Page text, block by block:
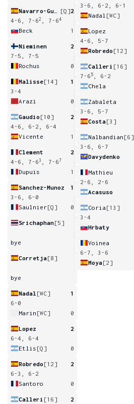
[Q]2
4-6, 7-62 , 7-64
Beck 1
Nieminen
2
7-5, 7-5
Rochus
0
Malisse[14]
1
3-4
Arazi
0
Gaudio [10]
2
4-6, 6-2, 6-4
Vicente
1
Clement
2
4-6, 7-63 , 7-67
Dupuis 1
Sanchez-Munoz
1
3-6, 6-0
Saulnier[Q] 0
Srichaphan[5]
bye
Corretja[8]
bye
Nadal [WC]
1
6-0
Marin [WC] 0
Lopez
2
6-4, 6-4
Etlis [Q] 0
Robredo [12]
2
6-3, 6-2
Santoro
0
Calleri [16]
2
3-6, 6-2, 6-1
Nadal [WC]
Lopez
4-6, 5-7
Robredo [12]
Calleri [16]
7-6 5
, 6-2
Chela
Zabaleta
3-6, 5-7
Costa[3]
Nalbandian [6]
3-6, 6-7
Davydenko
Mathieu
2-6, 2-6
Acasuso
Coria [13]
3-4
Hrbaty
Voinea
6-7, 3-6
Moya[2]